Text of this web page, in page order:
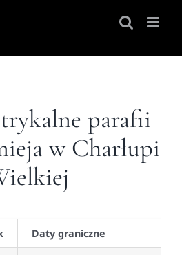
parafii
w Charłupi
Daty graniczne